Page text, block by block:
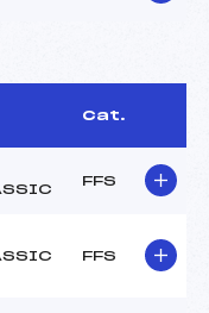
Cat.
FFS
FFS